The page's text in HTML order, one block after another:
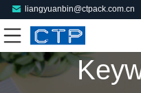
liangyuanbin@ctpack.com.cn